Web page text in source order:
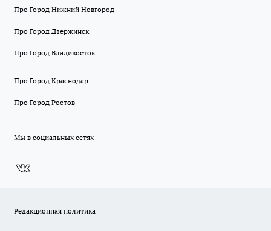
Про Город Нижний Новгород
Про Город Дзержинск
Про Город Владивосток
Про Город Краснодар
Про Город Ростов
Мы в социальных сетях
Редакционная политика